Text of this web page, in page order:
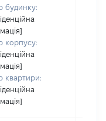
будинку:
корпусу:
квартири: